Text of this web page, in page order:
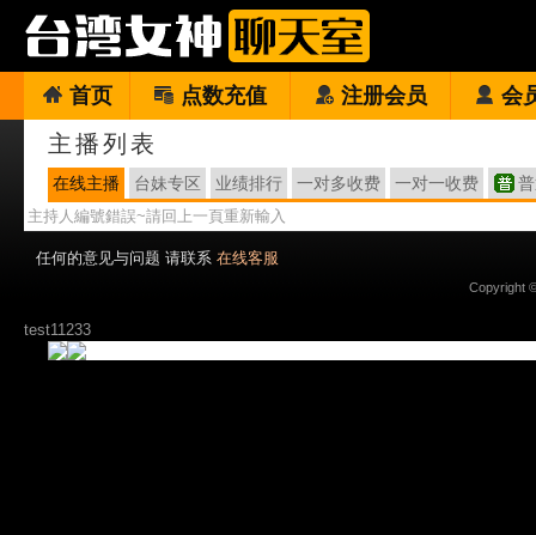
首页 点数充值 注册会员 会
主播列表
在线主播 台妹专区 业绩排行 一对多收费 一对一收费
主持人編號錯誤~請回上一頁重新輸入
任何的意见与问题 请联系 在线客服
Copyright
test11233